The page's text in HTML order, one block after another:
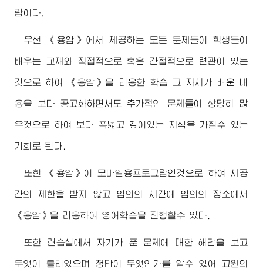
람이다.
우선 《용암》에서 제공하는 모든 문제들이 학생들이
배우는 교재와 직접적으로 혹은 간접적으로 련관이 있는
것으로 하여 《용암》을 리용한 학습 그 자체가 배운 내
용을 보다 공고화하면서도 추가적인 문제들이 상당히 많
은것으로 하여 보다 폭넓고 깊이있는 지식을 가질수 있는
기회로 된다.
또한 《용암》이 모바일용프로그람인것으로 하여 시공
간의 제한을 받지 않고 임의의 시간에 임의의 장소에서
《용암》을 리용하여 영어학습을 진행할수 있다.
또한 련습실에서 자기가 푼 문제에 대한 해답을 보고
무엇이 틀리였으며 정답이 무엇인가를 알수 있어 교원의